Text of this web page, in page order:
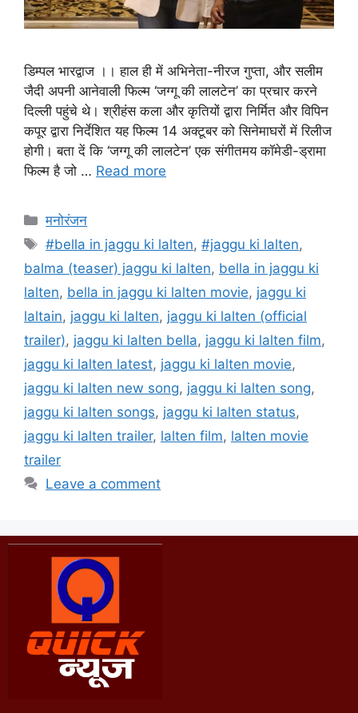
डिम्पल भारद्वाज ।। हाल ही में अभिनेता-नीरज गुप्ता, और सलीम
जैदी अपनी आनेवाली फिल्म ‘जग्गू की लालटेन’ का प्रचार करने
दिल्ली पहुंचे थे। श्रीहंस कला और कृतियों द्वारा निर्मित और विपिन
कपूर द्वारा निर्देशित यह फिल्म 14 अक्टूबर को सिनेमाघरों में रिलीज
होगी। बता दें कि ‘जग्गू की लालटेन’ एक संगीतमय कॉमेडी-ड्रामा
फिल्म है जो … Read more
मनोरंजन
#bella in jaggu ki lalten,#jaggu ki lalten,
balma (teaser) jaggu ki lalten, bella in jaggu ki
lalten, bella in jaggu ki lalten movie, jaggu ki
laltain, jaggu ki lalten, jaggu ki lalten (official
trailer), jaggu ki lalten bella, jaggu ki lalten film,
jaggu ki lalten latest, jaggu ki lalten movie,
jaggu ki lalten new song, jaggu ki lalten song,
jaggu ki lalten songs, jaggu ki lalten status,
jaggu ki lalten trailer, lalten film, lalten movie
trailer
Leave a comment